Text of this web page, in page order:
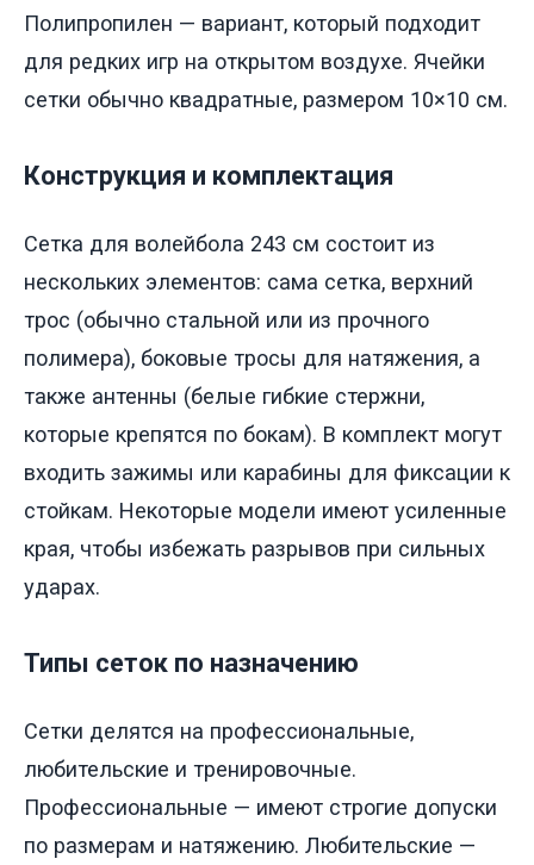
Полипропилен — вариант, который подходит
для редких игр на открытом воздухе. Ячейки
сетки обычно квадратные, размером 10×10 см.
Конструкция и комплектация
Сетка для волейбола 243 см состоит из
нескольких элементов: сама сетка, верхний
трос (обычно стальной или из прочного
полимера), боковые тросы для натяжения, а
также антенны (белые гибкие стержни,
которые крепятся по бокам). В комплект могут
входить зажимы или карабины для фиксации к
стойкам. Некоторые модели имеют усиленные
края, чтобы избежать разрывов при сильных
ударах.
Типы сеток по назначению
Сетки делятся на профессиональные,
любительские и тренировочные.
Профессиональные — имеют строгие допуски
по размерам и натяжению. Любительские —